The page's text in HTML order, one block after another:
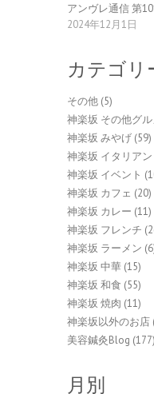
アンヴレ通信 第
2024年12月1日
カテゴリ
その他 (5)
神楽坂 その他グル
神楽坂 みやげ (59)
神楽坂 イタリアン
神楽坂 イベント
神楽坂 カフェ (20)
神楽坂 カレー (11)
神楽坂 フレンチ
神楽坂 ラーメン
神楽坂 中華 (15)
神楽坂 和食 (55)
神楽坂 焼肉 (11)
神楽坂以外のお店
美容鍼灸Blog (177)
月別